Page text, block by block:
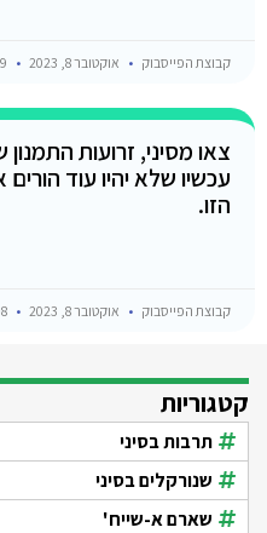
קבוצת הפייסבוק אוקטובר 8, 2023
צאו מסיני, זרועות
עכשיו שלא יהיו עוד
הזו.
קבוצת הפייסבוק אוקטובר 8, 2023
קטגוריות
תרבות בסיני
שנורקלים בסיני
שארם א-שייח'